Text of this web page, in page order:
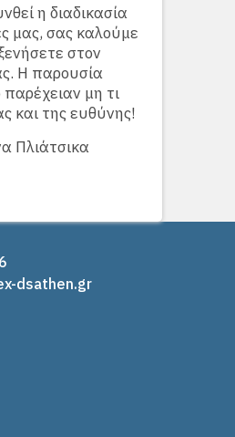
η διαδικασία
μας, σας καλούμε
στον
Η παρουσία
μη τι
και της ευθύνης!
Πλιάτσικα
dsathen.gr